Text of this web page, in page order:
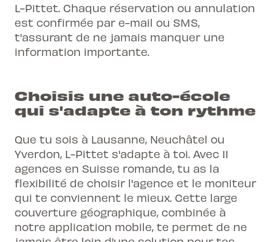
L-Pittet. Chaque réservation ou annulation
est confirmée par e-mail ou SMS,
t'assurant de ne jamais manquer une
information importante.
Choisis une auto-école
qui s'adapte à ton rythme
Que tu sois à Lausanne, Neuchâtel ou
Yverdon, L-Pittet s'adapte à toi. Avec 11
agences en Suisse romande, tu as la
flexibilité de choisir l'agence et le moniteur
qui te conviennent le mieux. Cette large
couverture géographique, combinée à
notre application mobile, te permet de ne